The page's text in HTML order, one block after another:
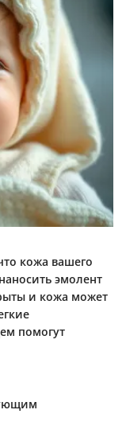
кожа вашего
эмолент
и кожа может
помогут